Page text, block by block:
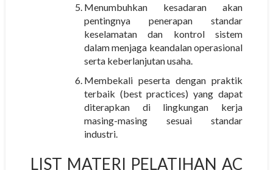
Menumbuhkan kesadaran akan
pentingnya penerapan standar
keselamatan dan kontrol sistem
dalam menjaga keandalan operasional
serta keberlanjutan usaha.
Membekali peserta dengan praktik
terbaik (best practices) yang dapat
diterapkan di lingkungan kerja
masing-masing sesuai standar
industri.
LIST MATERI PELATIHAN AC